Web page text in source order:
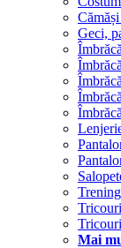
Geci,
Mai